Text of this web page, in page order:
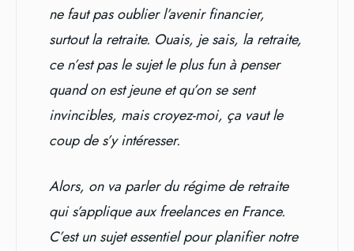
ne faut pas oublier l’avenir financier,
surtout la retraite. Ouais, je sais, la retraite,
ce n’est pas le sujet le plus fun à penser
quand on est jeune et qu’on se sent
invincibles, mais croyez-moi, ça vaut le
coup de s’y intéresser.
Alors, on va parler du régime de retraite
qui s’applique aux freelances en France.
C’est un sujet essentiel pour planifier notre